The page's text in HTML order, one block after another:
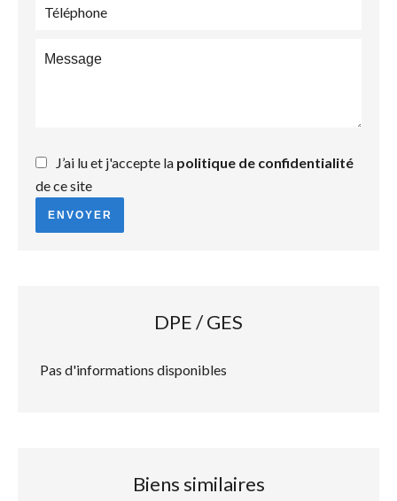
J’ai lu et j'accepte la politique de confidentialité
de ce site
ENVOYER
DPE / GES
Pas d'informations disponibles
Biens similaires